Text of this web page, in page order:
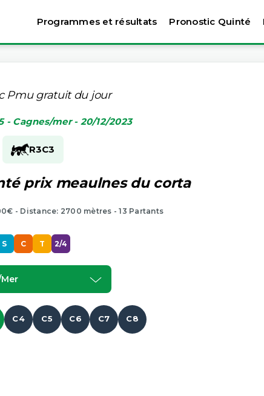
Programmes et résultats Pronostic Quinté
Pmu gratuit du jour
- Cagnes/mer - 20/12/2023
R3C3
prix meaulnes du corta
- Distance: 2700 mètres - 13 Partants
S C T 2/4
C4 C5 C6 C7 C8